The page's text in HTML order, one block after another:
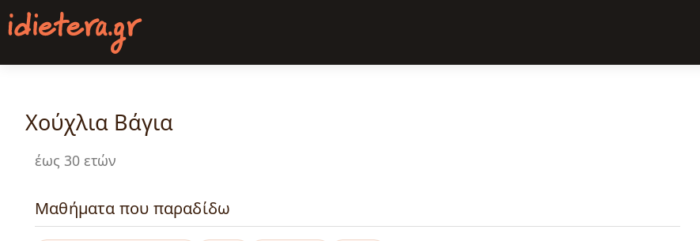
Παράκαμψη
προς
κυρίως
Χούχλια Βάγια
έως 30 ετών
Μαθήματα που παραδίδω